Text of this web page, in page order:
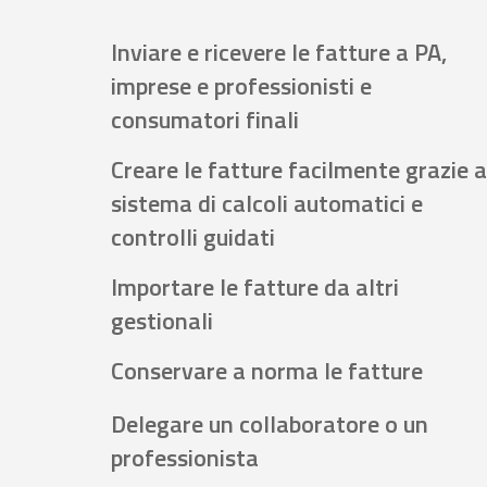
Inviare e ricevere le fatture a PA,
imprese e professionisti e
consumatori finali
Creare le fatture facilmente grazie
sistema di calcoli automatici e
controlli guidati
Importare le fatture da altri
gestionali
Conservare a norma le fatture
Delegare un collaboratore o un
professionista